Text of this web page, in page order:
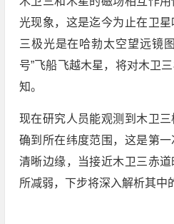
光现象，这是迄今为止在卫
三极光是在哈勃太空望远镜
号”飞船飞越木星，将对木卫
知。
现在研究人员能观测到木卫
确到所在纬度范围，这是第
清晰边缘，当接近木卫三赤
所减弱，下步将深入解析其中